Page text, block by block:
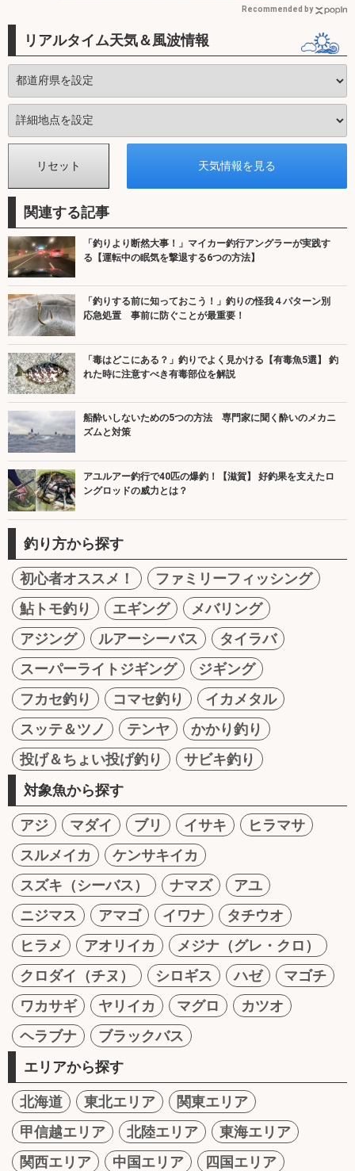
Recommended by
リアルタイム天気＆風波情報
関連する記事
「釣りより断然大事！」マイカー釣行アングラーが実践す
る【運転中の眠気を撃退する6つの方法】
「釣りする前に知っておこう！」釣りの怪我４パターン別
応急処置 事前に防ぐことが最重要！
「毒はどこにある？」釣りでよく見かける【有毒魚5選】 釣
れた時に注意すべき有毒部位を解説
船酔いしないための5つの方法 専門家に聞く酔いのメカニ
ズムと対策
アユルアー釣行で40匹の爆釣！【滋賀】 好釣果を支えたロ
ングロッドの威力とは？
釣り方から探す
初心者オススメ！
ファミリーフィッシング
鮎トモ釣り
エギング
メバリング
アジング
ルアーシーバス
タイラバ
スーパーライトジギング
ジギング
フカセ釣り
コマセ釣り
イカメタル
スッテ＆ツノ
テンヤ
かかり釣り
投げ＆ちょい投げ釣り
サビキ釣り
対象魚から探す
アジ マダイ ブリ イサキ
ヒラマサ
スルメイカ
ケンサキイカ
スズキ（シーバス）
ナマズ
アユ
ニジマス
アマゴ イワナ
タチウオ
ヒラメ
アオリイカ
メジナ（グレ・クロ）
クロダイ（チヌ）
シロギス ハゼ
マゴチ
ワカサギ
ヤリイカ マグロ
カツオ
ヘラブナ
ブラックバス
エリアから探す
北海道 東北エリア
関東エリア
甲信越エリア
北陸エリア
東海エリア
関西エリア
中国エリア 四国エリア